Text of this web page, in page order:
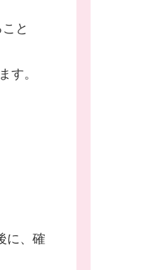
と
す。
に、確